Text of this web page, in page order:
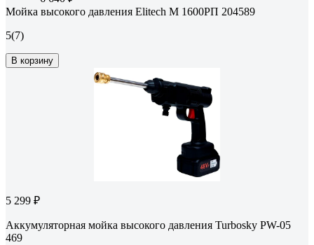
Мойка высокого давления Elitech М 1600РП 204589
5(7)
В корзину
5 299 ₽
Аккумуляторная мойка высокого давления Turbosky PW-05
469